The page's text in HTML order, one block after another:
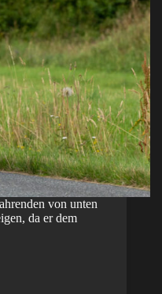
von unten
da er dem